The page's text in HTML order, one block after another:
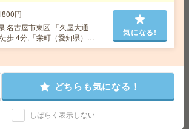
験OK！【トヨタ自動車】在宅OK！豊
遣]
月収例 59万円 時給3000円×実
上限として実費支給
市 バス58分 三河線 土橋(愛
通勤可能
円
名古屋市東区 「久屋大通
歩 4分,「栄町（愛知県）
歩 5分
気になる!
どちらも気になる！
しばらく表示しない